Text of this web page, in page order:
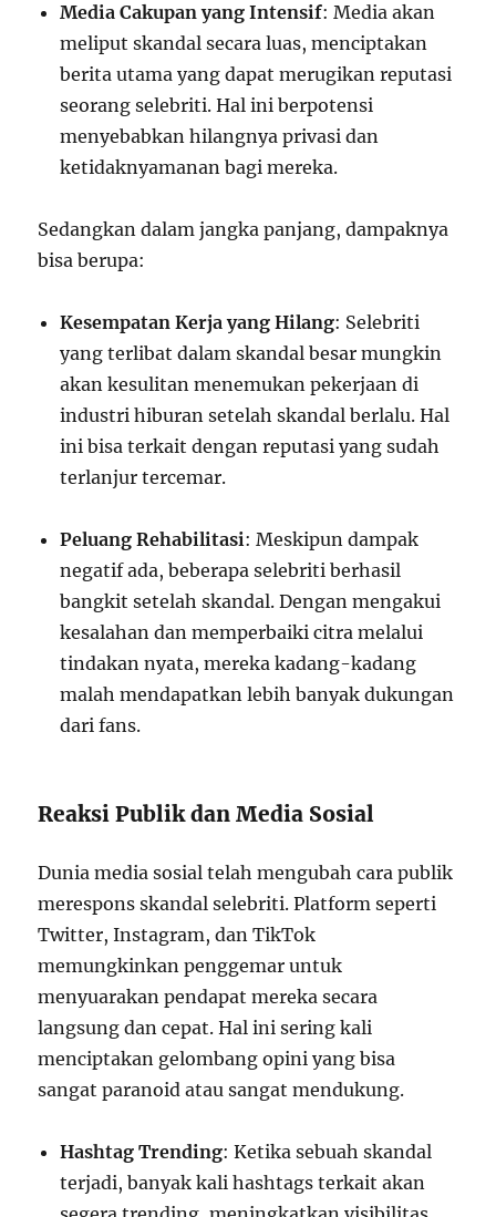
Media Cakupan yang Intensif: Media akan
meliput skandal secara luas, menciptakan
berita utama yang dapat merugikan reputasi
seorang selebriti. Hal ini berpotensi
menyebabkan hilangnya privasi dan
ketidaknyamanan bagi mereka.
Sedangkan dalam jangka panjang, dampaknya
bisa berupa:
Kesempatan Kerja yang Hilang: Selebriti
yang terlibat dalam skandal besar mungkin
akan kesulitan menemukan pekerjaan di
industri hiburan setelah skandal berlalu. Hal
ini bisa terkait dengan reputasi yang sudah
terlanjur tercemar.
Peluang Rehabilitasi: Meskipun dampak
negatif ada, beberapa selebriti berhasil
bangkit setelah skandal. Dengan mengakui
kesalahan dan memperbaiki citra melalui
tindakan nyata, mereka kadang-kadang
malah mendapatkan lebih banyak dukungan
dari fans.
Reaksi Publik dan Media Sosial
Dunia media sosial telah mengubah cara publik
merespons skandal selebriti. Platform seperti
Twitter, Instagram, dan TikTok
memungkinkan penggemar untuk
menyuarakan pendapat mereka secara
langsung dan cepat. Hal ini sering kali
menciptakan gelombang opini yang bisa
sangat paranoid atau sangat mendukung.
Hashtag Trending: Ketika sebuah skandal
terjadi, banyak kali hashtags terkait akan